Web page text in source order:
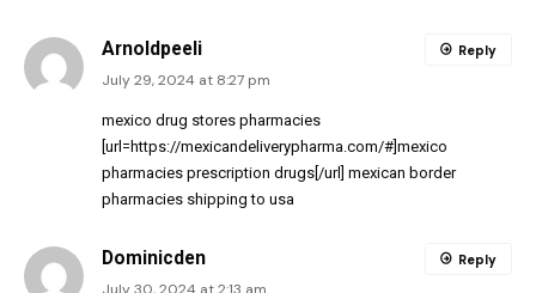
Arnoldpeeli
July 29, 2024 at 8:27 pm
mexico drug stores pharmacies
[url=https://mexicandeliverypharma.com/#]mexico
pharmacies prescription drugs[/url] mexican border
pharmacies shipping to usa
Reply
Dominicden Reply